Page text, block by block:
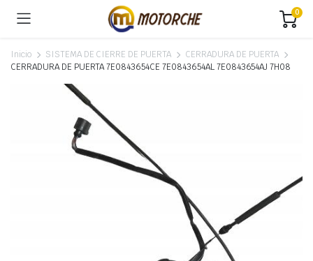
0
Inicio SISTEMA DE CIERRE DE PUERTA
CERRADURA DE PUERTA
CERRADURA DE PUERTA 7E0843654CE 7E0843654AL 7E0843654AJ 7H08